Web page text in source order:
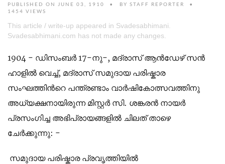
PUBLISHED ON JUNE 03, 1910 BY STAFF REPORTER
1454 VIEWS
This article / write-up appeared in Svadesabhimani.
Svadesabhimani.com has not made any changes.
1904 - ഡിസംബര്‍ 17-നു-, മദ്രാസ് ആന്‍ഡേഴ് സന്‍
ഹാളില്‍ വെച്ച്, മദ്രാസ് സമുദായ പരിഷ്കാര
സംഘത്തിന്‍റെ പന്ത്രണ്ടാം വാര്‍ഷികോത്സവത്തിനു
അധ്യക്ഷനായിരുന്ന മിസ്റ്റര്‍ സി. ശങ്കരന്‍ നായര്‍
പ്രസംഗിച്ച അഭിപ്രായങ്ങളില്‍ ചിലത് താഴെ
ചേര്‍ക്കുന്നു: -
സമുദായ പരിഷ്കാര പ്രവൃത്തിയില്‍